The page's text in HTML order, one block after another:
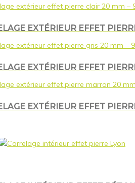
EXTÉRIEUR EFFET
EXTÉRIEUR EFFET
EXTÉRIEUR EFFET